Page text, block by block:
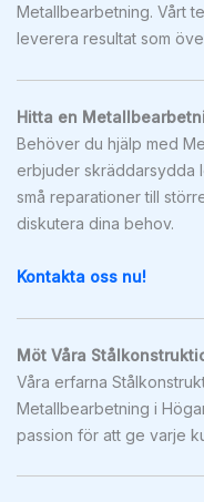
Metallbearbetning. Vårt
leverera resultat som
Hitta en
Behöver du hjälp med
erbjuder skräddarsydda
små reparationer till
diskutera dina behov.
Kontakta oss nu!
Möt Våra
Våra erfarna
Metallbearbetning i
passion för att ge varje